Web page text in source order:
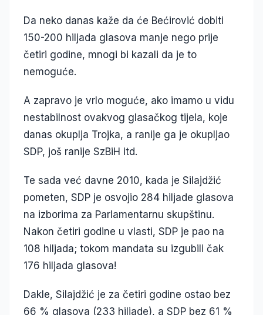
Da neko danas kaže da će Bećirović dobiti
150-200 hiljada glasova manje nego prije
četiri godine, mnogi bi kazali da je to
nemoguće.
A zapravo je vrlo moguće, ako imamo u vidu
nestabilnost ovakvog glasačkog tijela, koje
danas okuplja Trojka, a ranije ga je okupljao
SDP, još ranije SzBiH itd.
Te sada već davne 2010, kada je Silajdžić
pometen, SDP je osvojio 284 hiljade glasova
na izborima za Parlamentarnu skupštinu.
Nakon četiri godine u vlasti, SDP je pao na
108 hiljada; tokom mandata su izgubili čak
176 hiljada glasova!
Dakle, Silajdžić je za četiri godine ostao bez
66 % glasova (233 hiljade), a SDP bez 61 %